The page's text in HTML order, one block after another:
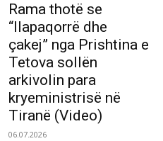
Rama thotë se
“llapaqorrë dhe
çakej” nga Prishtina e
Tetova sollën
arkivolin para
kryeministrisë në
Tiranë (Video)
06.07.2026